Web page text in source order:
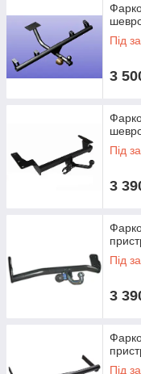
Під
3
Під
3
Під
3
Під